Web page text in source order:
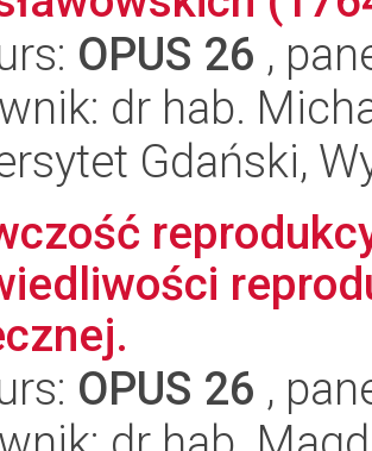
OPUS 26 ,
dr hab.
Gdański,
OPUS 26 ,